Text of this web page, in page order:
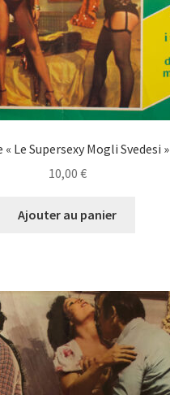
« Le Supersexy Mogli Svedesi »
10,00 €
Ajouter au panier